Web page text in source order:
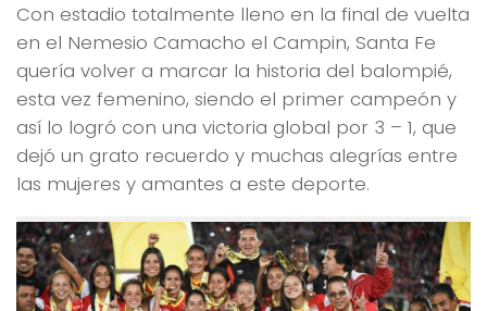
Con estadio totalmente lleno en la final de vuelta
en el Nemesio Camacho el Campin, Santa Fe
quería volver a marcar la historia del balompié,
esta vez femenino, siendo el primer campeón y
así lo logró con una victoria global por 3 – 1, que
dejó un grato recuerdo y muchas alegrías entre
las mujeres y amantes a este deporte.